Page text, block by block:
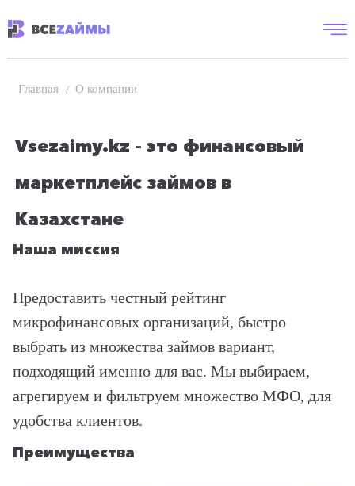
Главная О компании
Vsezaimy.kz – это финансовый
маркетплейс займов в
Казахстане
Наша миссия
Предоставить честный рейтинг
микрофинансовых организаций, быстро
выбрать из множества займов вариант,
подходящий именно для вас. Мы выбираем,
агрегируем и фильтруем множество МФО, для
удобства клиентов.
Преимущества